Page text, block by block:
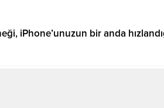
iPhone’unuzun bir anda